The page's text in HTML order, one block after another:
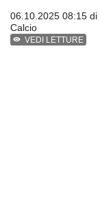
06.10.2025 08:15 di
Calcio
VEDI LETTURE